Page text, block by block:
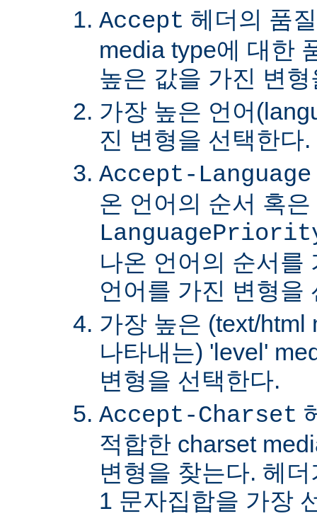
Accept 헤더의 품
media type에 대한
높은 값을 가진 변
가장 높은 언어
진 변형을 선택한다.
Accept-Language
온 언어의 순서 혹은
나온 언어의 순서를
언어를 가진 변형을
가장 높은 (text/html
나타내는) 'level'
변형을 선택한다.
Accept-Charset
적합한 charset
변형을 찾는다. 헤
1 문자집합을 가장